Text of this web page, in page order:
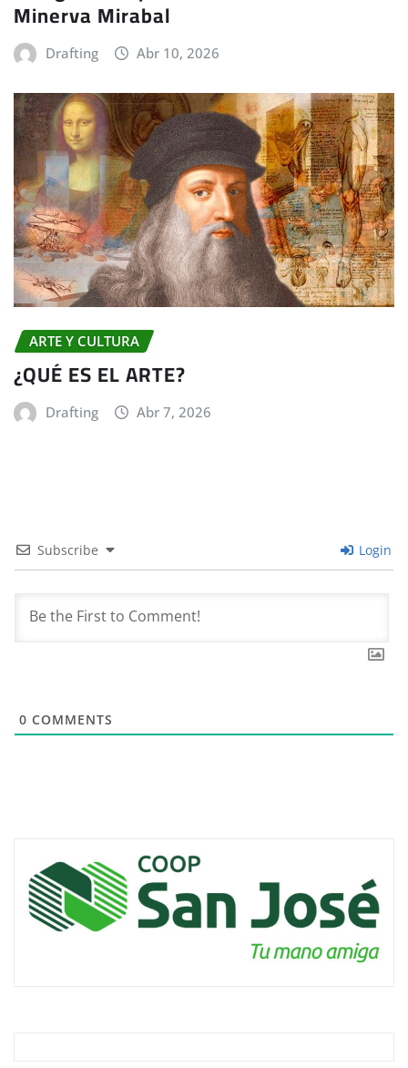
Minerva Mirabal
Drafting Abr 10, 2026
ARTE Y CULTURA
¿QUÉ ES EL ARTE?
Drafting Abr 7, 2026
Subscribe Login
0 COMMENTS